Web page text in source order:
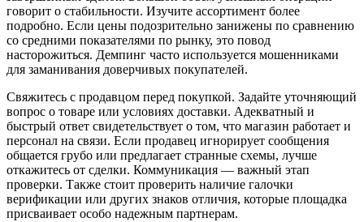
говорит о стабильности. Изучите ассортимент более
подробно. Если цены подозрительно занижены по сравнению
со средними показателями по рынку, это повод
насторожиться. Демпинг часто используется мошенниками
для заманивания доверчивых покупателей.
Свяжитесь с продавцом перед покупкой. Задайте уточняющий
вопрос о товаре или условиях доставки. Адекватный и
быстрый ответ свидетельствует о том, что магазин работает и
персонал на связи. Если продавец игнорирует сообщения
общается грубо или предлагает странные схемы, лучше
откажитесь от сделки. Коммуникация — важный этап
проверки. Также стоит проверить наличие галочки
верификации или других знаков отличия, которые площадка
присваивает особо надежным партнерам.